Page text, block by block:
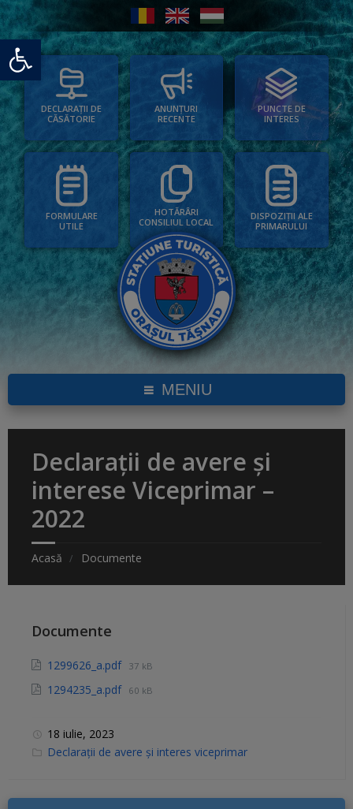
Deschide bara de unelte
DECLARAȚII DE
CĂSĂTORIE
ANUNȚURI
RECENTE
PUNCTE DE
INTERES
FORMULARE
UTILE
HOTĂRÂRI
CONSILIUL LOCAL
DISPOZIȚII ALE
PRIMARULUI
MENIU
Declarații de avere și
interese Viceprimar –
2022
Acasă Documente
Documente
1299626_a.pdf 37 kB
1294235_a.pdf 60 kB
18 iulie, 2023
C
Declarații de avere și interes viceprimar